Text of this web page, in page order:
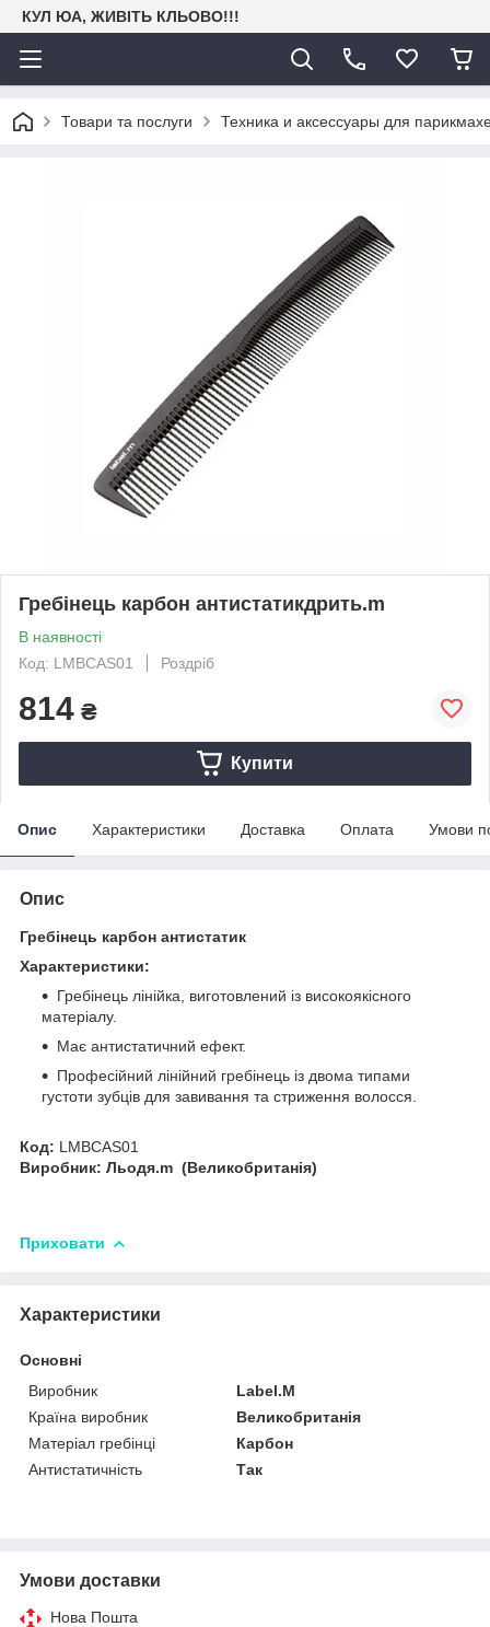
КУЛ ЮА, ЖИВІТЬ КЛЬОВО!!!
Товари та послуги Техника и аксессуары для
Гребінець карбон антистатикдрить.m
В наявності
Код: LMBCAS01
Роздріб
814 ₴
Купити
Опис Характеристики Доставка Оплата Умови
Опис
Гребінець карбон антистатик
Характеристики:
Гребінець лінійка, виготовлений із високоякісного
матеріалу.
Має антистатичний ефект.
Професійний лінійний гребінець із двома типами
густоти зубців для завивання та стриження волосся.
Код: LMBCAS01
Виробник: Льодя.m (Великобританія)
Приховати
Характеристики
Основні
Виробник
Label.M
Країна виробник
Великобританія
Матеріал гребінці
Карбон
Антистатичність
Так
Умови доставки
Нова Пошта